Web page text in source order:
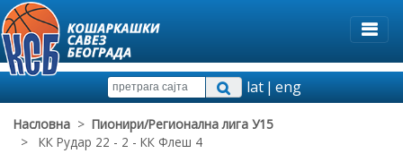
lat|eng
Насловна > Пионири/Регионална лига У15
> КК Рудар 22 - 2 - КК Флеш 4